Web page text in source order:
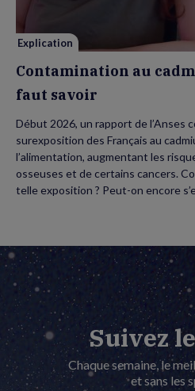
savoir
Explication
Contamination au
faut savoir
Début 2026, un rapport de l’Anses
surexposition des Français au
l’alimentation, augmentant les
osseuses et de certains cancers.
telle exposition ? Peut-on encore
Suivez
Chaque semaine, le
et sans les